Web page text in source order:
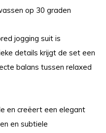
op 30 graden
jogging suit is
details krijgt de set een
balans tussen relaxed
en creëert een elegant
en subtiele